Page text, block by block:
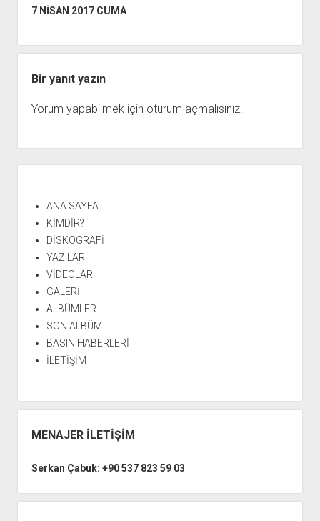
7 NİSAN 2017 CUMA
Bir yanıt yazın
Yorum yapabilmek için oturum açmalısınız.
ANA SAYFA
KİMDİR?
DİSKOGRAFİ
YAZILAR
VİDEOLAR
GALERİ
ALBÜMLER
SON ALBÜM
BASIN HABERLERİ
İLETİŞİM
MENAJER İLETİŞİM
Serkan Çabuk: +90 537 823 59 03